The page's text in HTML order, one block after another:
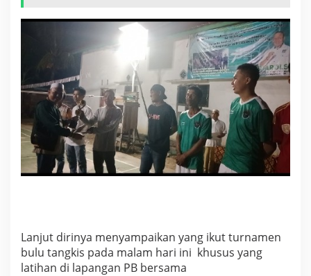
g
Lanjut dirinya menyampaikan yang ikut turnamen
bulu tangkis pada malam hari ini khusus yang
latihan di lapangan PB bersama